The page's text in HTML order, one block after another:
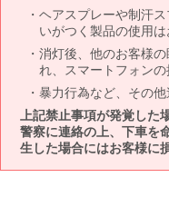
ヘアスプレーや制汗
いがつく製品の使用は
消灯後、他のお客様
れ、スマートフォンの
暴力行為など、その他
上記禁止事項が発覚した
警察に連絡の上、下車を
生した場合にはお客様に